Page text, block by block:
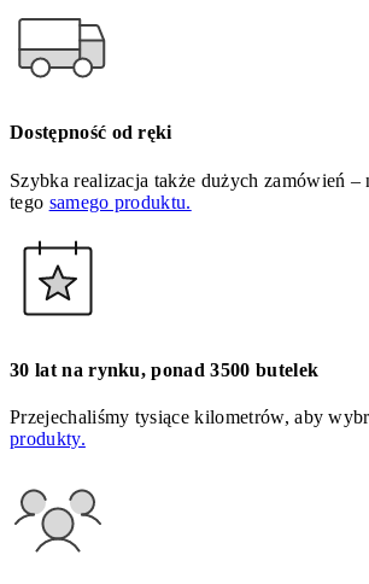
Dostępność od ręki
Szybka realizacja także dużych zamówień –
tego samego produktu.
30 lat na rynku, ponad 3500 butelek
Przejechaliśmy tysiące kilometrów, aby
produkty.